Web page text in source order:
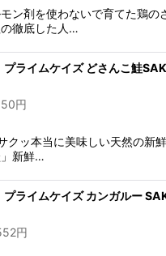
モン剤を使わないで育てた鶏
徹底した人…
ライムケイズ どさんこ鮭
円
クッ本当に美味しい天然の新
新鮮…
ライムケイズ カンガルー
円